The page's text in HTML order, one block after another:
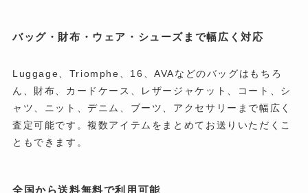
バッグ・財布・ウェア・シューズまで幅広く対応
Luggage、Triomphe、16、AVAなどのバッグはもちろ
ん、財布、カードケース、レザージャケット、コート、シ
ャツ、ニット、デニム、ブーツ、アクセサリーまで幅広く
査定可能です。複数アイテムをまとめてお送りいただくこ
ともできます。
全国から送料無料で利用可能